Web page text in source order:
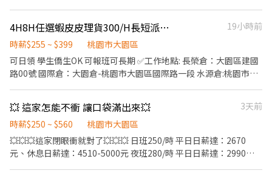
理 🔥無經驗也OK不用怕做不來👌 🔥工作時間： 🔥早班09:00-
18:00 💰$245 /H 🔥晚班15:00-24:00 💰 $275 /H 🔥晚八20:00-00:00
💰 $265 /H 🔥大夜班00:00-09:00 💰 $285 /H 🔥熱門 領薪方式：✔️ 匯
款 ✔️ 領現 ✔️ 轉他人帳戶 都OK✌🏻 上班地點：大園區建國路 📲應徵
4H8H任選蝦皮皮理貨300/H長短派皆可#可日領#無經驗#可日領#僑學生OK
19小時前
時薪$255 ~ $399
桃園市大園區
可日領 學生僑生OK 可報班可長期 ✅工作地點: 長榮倉：大園區建國
路00號 國際倉：大園倉-桃園市大園區國際路一段 水源倉:桃園市大
路二段 ✅上班時間及薪資: ✅大園倉&國際倉(周休、日一、排休) 早
班:09:00-18:00 $240/H~$255H 晚班:15:00-00:00 $265/H~$280H 大
夜班:00:00-09:00 $285/H~$295H 4H晚8班:20:00-
00:00$255/H~$270H ✅觀音倉(排休) 早8班08:00~17:00
$230~240/H 早8短08:00~12:00 $230~240/H 晚4班16:00-01:00
💥 這家怎能不衝 讓口袋滿出來💥
3天前
時薪$250 ~ $560
桃園市大園區
💥💥💥這家閉眼衝就對了💥💥💥 日班250/時 平日日薪達：2670
元、休息日薪達：4510-5000元 夜班280/時 平日日薪達：2990